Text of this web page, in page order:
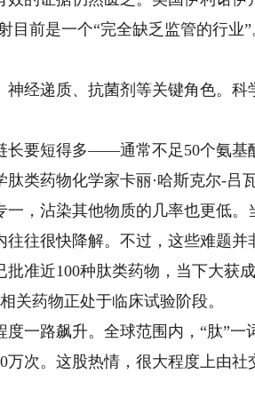
前是一个“完全缺乏监管的行业”
递质、抗菌剂等关键角色。科
要短得多——通常不足50个氨基
类药物化学家卡丽·哈斯克尔-吕
，沾染其他物质的几率也更低。
往很快降解。不过，这些难题并
近100种肽类药物，当下大获成
关药物正处于临床试验阶段。
路飙升。全球范围内，“肽”一
次。这股热情，很大程度上由社